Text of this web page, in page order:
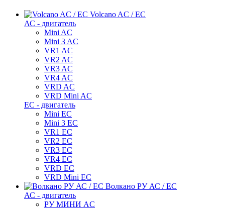
Volcano AC / EC
АС - двигатель
Mini AC
Mini 3 AC
VR1 AC
VR2 AC
VR3 AC
VR4 AC
VRD AC
VRD Mini AC
ЕС - двигатель
Mini EC
Mini 3 EC
VR1 EC
VR2 EC
VR3 EC
VR4 EC
VRD EC
VRD Mini EC
Волкано РУ АС / ЕС
АС - двигатель
РУ МИНИ AC